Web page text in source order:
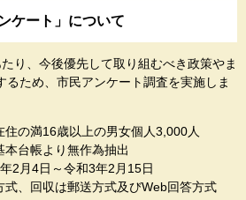
ケート」について
り、今後優先して取り組むべき政策やま
るため、市民アンケート調査を実施しま
の満16歳以上の男女個人3,000人
台帳より無作為抽出
月4日～令和3年2月15日
回収は郵送方式及びWeb回答方式